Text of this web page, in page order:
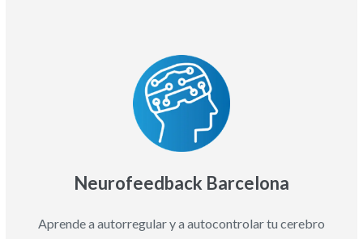
Neurofeedback Barcelona
Aprende a autorregular y a autocontrolar tu cerebro